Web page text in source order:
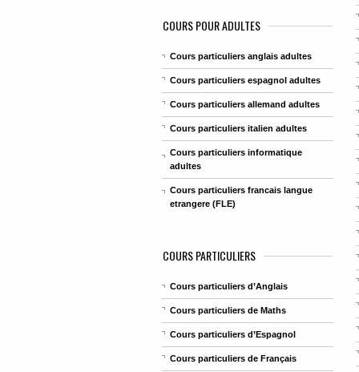
COURS POUR ADULTES
Cours particuliers anglais adultes
Cours particuliers espagnol adultes
Cours particuliers allemand adultes
Cours particuliers italien adultes
Cours particuliers informatique
adultes
Cours particuliers francais langue
etrangere (FLE)
COURS PARTICULIERS
Cours particuliers d’Anglais
Cours particuliers de Maths
Cours particuliers d’Espagnol
Cours particuliers de Français